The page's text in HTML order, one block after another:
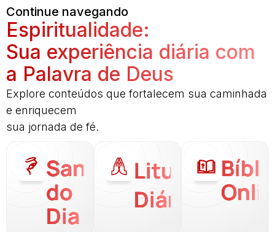
Continue navegando
Espiritualidade:
Sua experiência diária com
a Palavra de Deus
Explore conteúdos que fortalecem sua caminhada
e enriquecem
sua jornada de fé.
Santo
do
Dia
Liturgia
Diária